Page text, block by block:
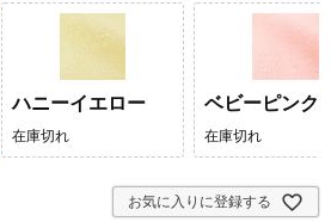
ハニーイエロー
在庫切れ
ベビーピンク
在庫切れ
お気に入りに登録する